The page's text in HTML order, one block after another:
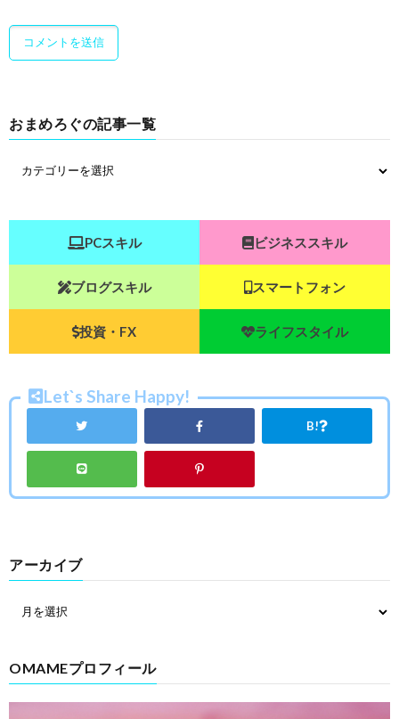
おまめろぐの記事一覧
PCスキル ビジネススキル
ブログスキル スマートフォン
投資・FX ライフスタイル
Let`s Share Happy!
B!
アーカイブ
OMAMEプロフィール